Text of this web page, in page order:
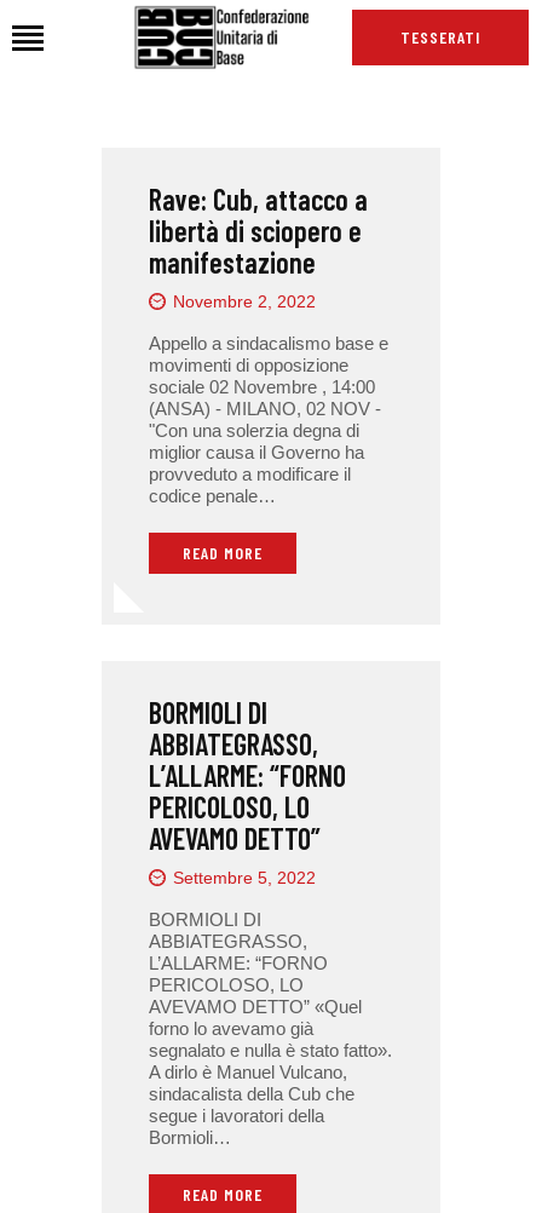
TESSERATI
CHI SIAMO
NEWS
TG CUB
INTERNAZIONALE
RASSEGNA STAMPA
Rave: Cub, attacco a
libertà di sciopero e
manifestazione
Novembre 2, 2022
Appello a sindacalismo base e
movimenti di opposizione
sociale 02 Novembre , 14:00
(ANSA) - MILANO, 02 NOV -
"Con una solerzia degna di
miglior causa il Governo ha
provveduto a modificare il
codice penale…
READ MORE
BORMIOLI DI
ABBIATEGRASSO,
L’ALLARME: “FORNO
PERICOLOSO, LO
AVEVAMO DETTO”
Settembre 5, 2022
BORMIOLI DI
ABBIATEGRASSO,
L’ALLARME: “FORNO
PERICOLOSO, LO
AVEVAMO DETTO” «Quel
forno lo avevamo già
segnalato e nulla è stato fatto».
A dirlo è Manuel Vulcano,
sindacalista della Cub che
segue i lavoratori della
Bormioli…
READ MORE